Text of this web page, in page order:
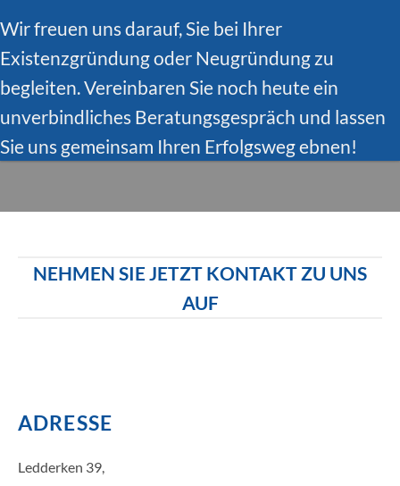
Wir freuen uns darauf, Sie bei Ihrer
Existenzgründung oder Neugründung zu
begleiten. Vereinbaren Sie noch heute ein
unverbindliches Beratungsgespräch und lassen
Sie uns gemeinsam Ihren Erfolgsweg ebnen!
NEHMEN SIE JETZT KONTAKT ZU UNS
AUF
ADRESSE
Ledderken 39,